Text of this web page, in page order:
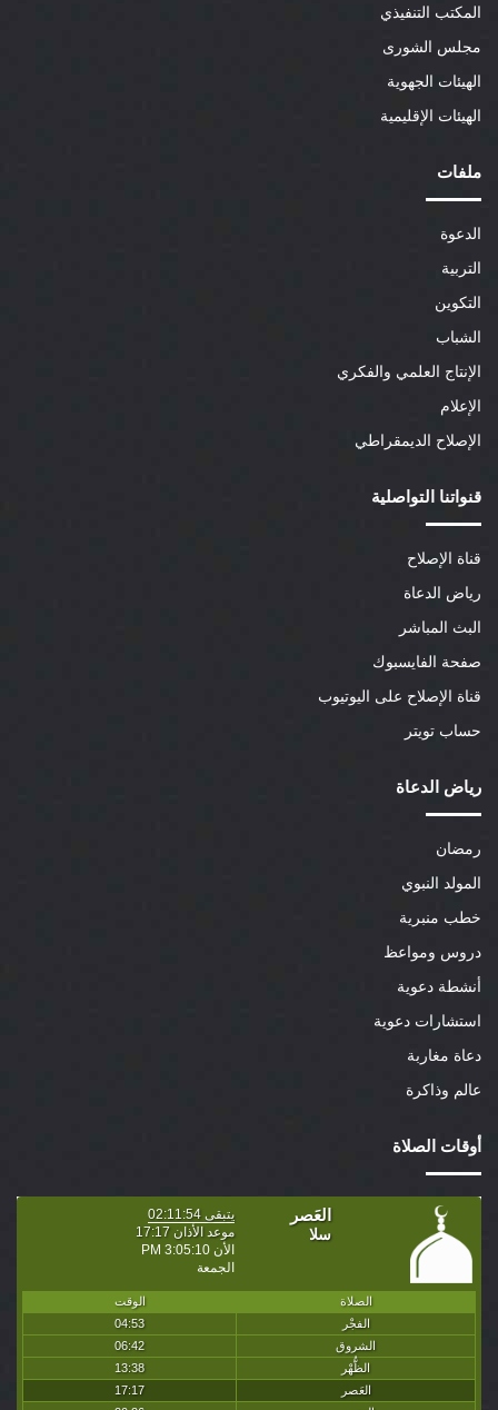
المكتب التنفيذي
مجلس الشورى
الهيئات الجهوية
الهيئات الإقليمية
ملفات
الدعوة
التربية
التكوين
الشباب
الإنتاج العلمي والفكري
الإعلام
الإصلاح الديمقراطي
قنواتنا التواصلية
قناة الإصلاح
رياض الدعاة
البث المباشر
صفحة الفايسبوك
قناة الإصلاح على اليوتيوب
حساب تويتر
رياض الدعاة
رمضان
المولد النبوي
خطب منبرية
دروس ومواعظ
أنشطة دعوية
استشارات دعوية
دعاة مغاربة
عالم وذاكرة
أوقات الصلاة